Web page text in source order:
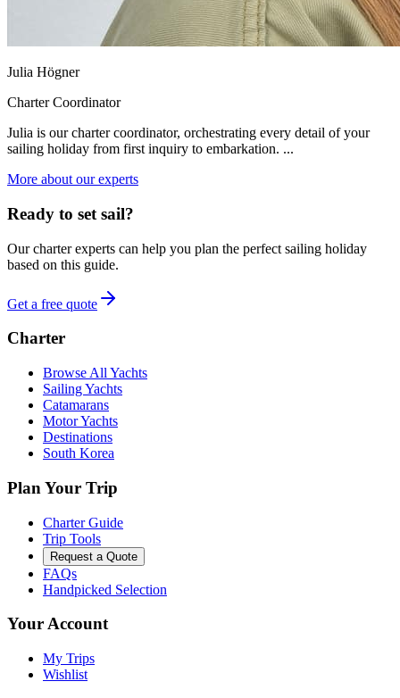
Julia Högner
Charter Coordinator
Julia is our charter coordinator, orchestrating every detail of your
sailing holiday from first inquiry to embarkation. ...
More about our experts
Ready to set sail?
Our charter experts can help you plan the perfect sailing holiday
based on this guide.
Get a free quote
Charter
Browse All Yachts
Sailing Yachts
Catamarans
Motor Yachts
Destinations
South Korea
Plan Your Trip
Charter Guide
Trip Tools
Request a Quote
FAQs
Handpicked Selection
Your Account
My Trips
Wishlist